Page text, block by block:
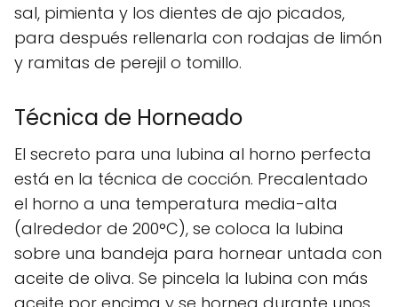
sal, pimienta y los dientes de ajo picados,
para después rellenarla con rodajas de limón
y ramitas de perejil o tomillo.
Técnica de Horneado
El secreto para una lubina al horno perfecta
está en la técnica de cocción. Precalentado
el horno a una temperatura media-alta
(alrededor de 200°C), se coloca la lubina
sobre una bandeja para hornear untada con
aceite de oliva. Se pincela la lubina con más